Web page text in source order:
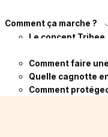
Comment ça marche ?
Le concept Tribee
Comment faire
Quelle cagnotte
Comment